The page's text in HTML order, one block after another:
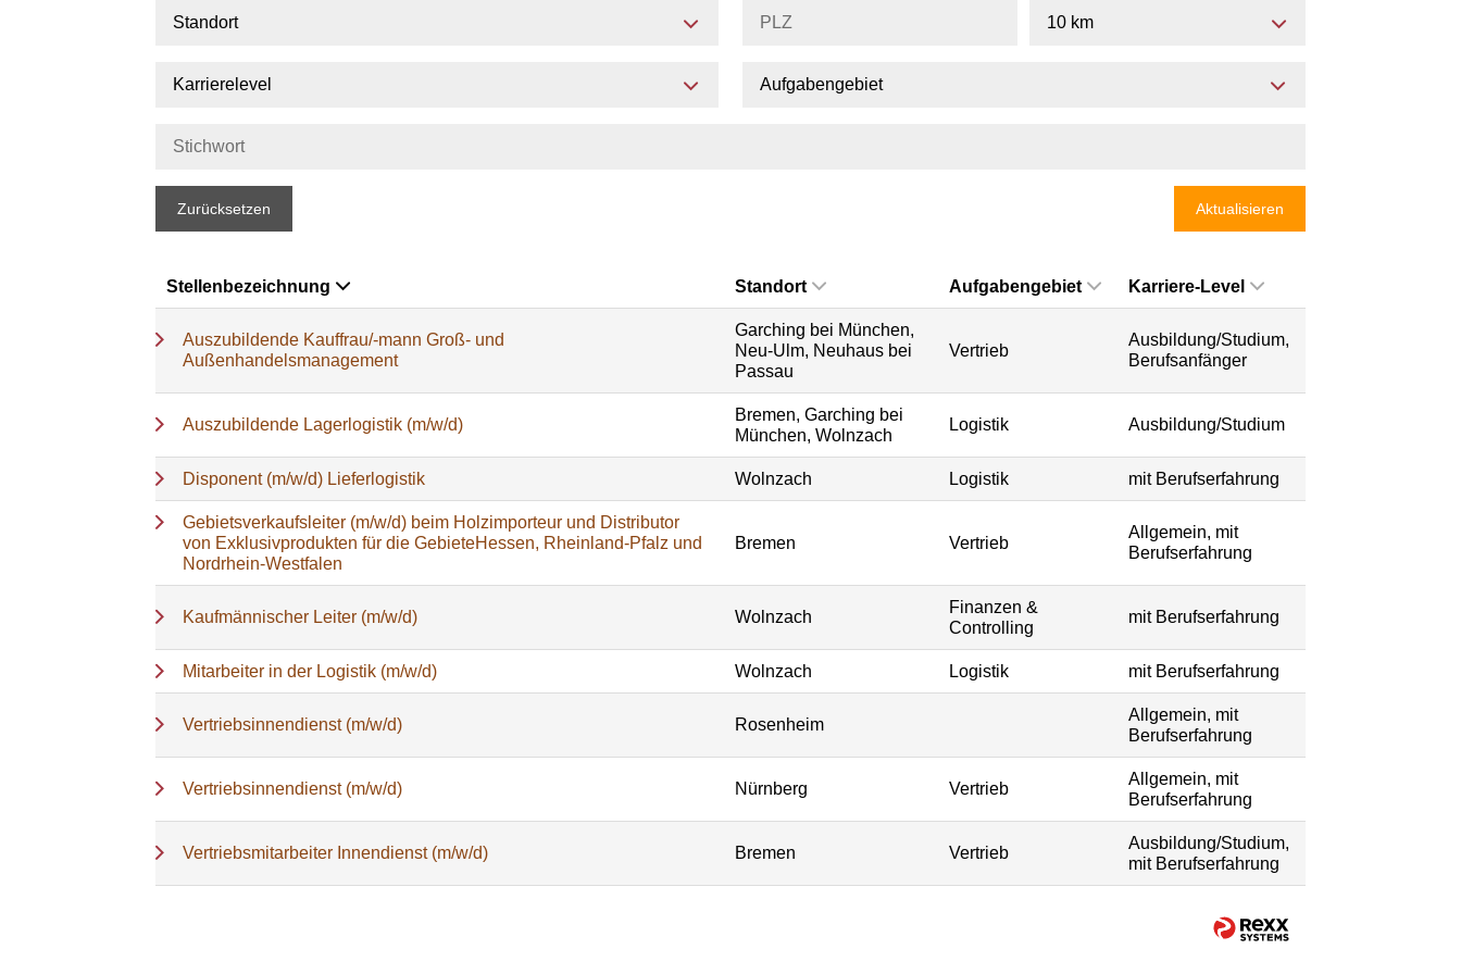
Standort 10 km
Karrierelevel Aufgabengebiet
Zurücksetzen Aktualisieren
Stellenbezeichnung Standort Aufgabengebiet Karriere-Level
Auszubildende Kauffrau/-mann Groß- und
Außenhandelsmanagement
Garching bei München,
Neu-Ulm, Neuhaus bei
Passau
Vertrieb
Ausbildung/Studium,
Berufsanfänger
Auszubildende Lagerlogistik (m/w/d)
Bremen, Garching bei
München, Wolnzach
Logistik Ausbildung/Studium
Disponent (m/w/d) Lieferlogistik Wolnzach Logistik mit Berufserfahrung
Gebietsverkaufsleiter (m/w/d) beim Holzimporteur und Distributor
von Exklusivprodukten für die GebieteHessen, Rheinland-Pfalz und
Nordrhein-Westfalen
Bremen Vertrieb
Allgemein, mit
Berufserfahrung
Kaufmännischer Leiter (m/w/d) Wolnzach
Finanzen &
Controlling
mit Berufserfahrung
Mitarbeiter in der Logistik (m/w/d) Wolnzach Logistik mit Berufserfahrung
Vertriebsinnendienst (m/w/d) Rosenheim
Allgemein, mit
Berufserfahrung
Vertriebsinnendienst (m/w/d) Nürnberg Vertrieb
Allgemein, mit
Berufserfahrung
Vertriebsmitarbeiter Innendienst (m/w/d) Bremen Vertrieb
Ausbildung/Studium,
mit Berufserfahrung